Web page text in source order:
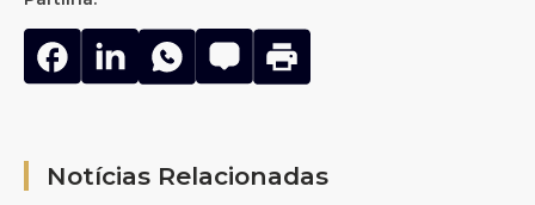
Notícias Relacionadas